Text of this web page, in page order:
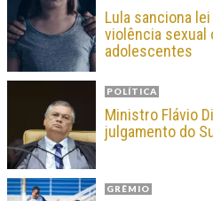
Lula sanciona
violência sexual
adolescentes
POLÍTICA
Ministro Flávio
julgamento do
GRÊMIO